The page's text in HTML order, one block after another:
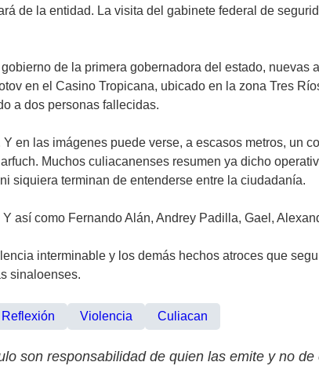
de la entidad. La visita del gabinete federal de
de la primera gobernadora del estado,
en el Casino Tropicana, ubicado en la zona Tres
a dos personas fallecidas.
en las imágenes puede verse, a escasos metros, un
Muchos culiacanenses resumen ya dicho
siquiera terminan de entenderse entre la ciudadanía.
así como Fernando Alán, Andrey Padilla, Gael,
interminable y los demás hechos atroces que
sinaloenses.
Violencia Culiacan
son responsabilidad de quien las emite y no